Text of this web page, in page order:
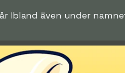
ibland även under